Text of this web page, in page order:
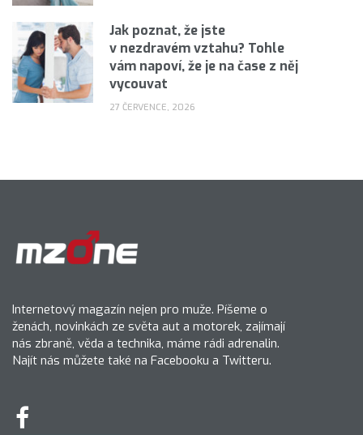
Jak poznat, že jste
v nezdravém vztahu? Tohle
vám napoví, že je na čase z něj
vycouvat
27 ČERVENCE, 2026
Internetový magazín nejen pro muže. Píšeme o
ženách, novinkách ze světa aut a motorek, zajímají
nás zbraně, věda a technika, máme rádi adrenalin.
Najít nás můžete také na Facebooku a Twitteru.